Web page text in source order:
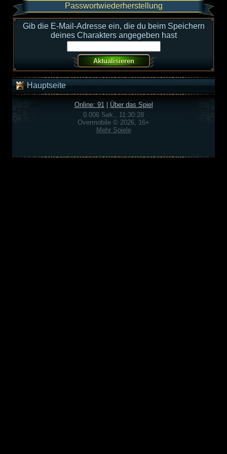
Passwortwiederherstellung
Gib die E-Mail-Adresse ein, die du beim Speichern
deines Charakters angegeben hast
Hauptseite
Online: 91| Über das Spiel
0.006 Sek., 11:30:28
Overmobile © 2026, 16+
Mehr Spiele